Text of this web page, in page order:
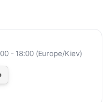
- 18:00 (Europe/Kiev)